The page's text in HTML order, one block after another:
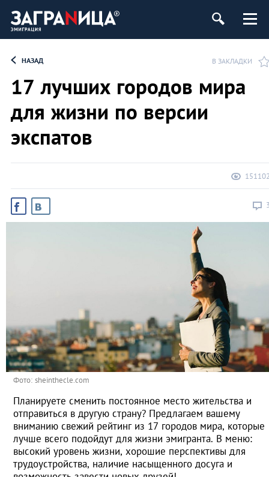
НАЗАД В ЗАКЛАДКИ
17 лучших городов мира
для жизни по версии
экспатов
Фото: sheinthecle.com
Планируете сменить постоянное место жительства и
отправиться в другую страну? Предлагаем вашему
вниманию свежий рейтинг из 17 городов мира, которые
лучше всего подойдут для жизни эмигранта. В меню:
высокий уровень жизни, хорошие перспективы для
трудоустройства, наличие насыщенного досуга и